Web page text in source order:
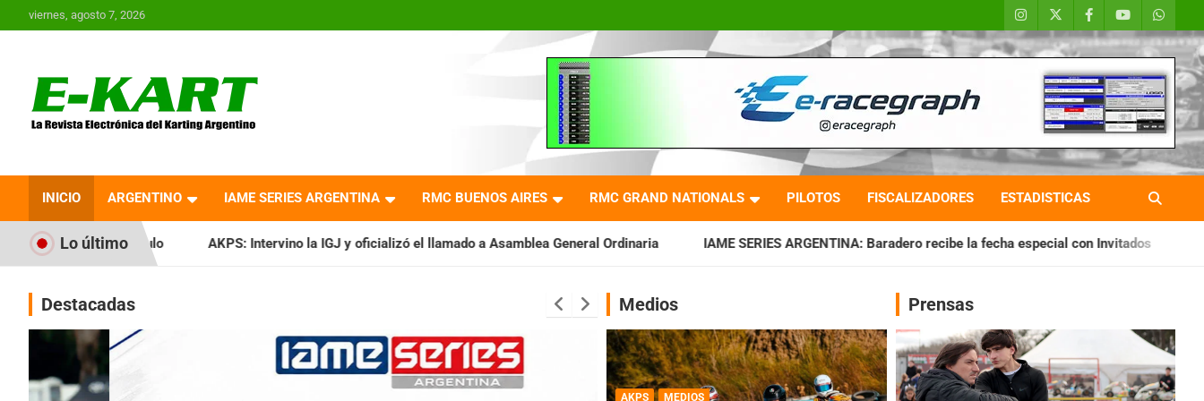
al
viernes, agosto 7, 2026
Revista Electrónica del
Karting en Argentina
INICIO ARGENTINO IAME SERIES ARGENTINA RMC BUENOS AIRES RMC GRAND NATIONALS PILOTOS FISCALIZADORES ESTADISTICAS
Lo último
AKPS: Intervino la IGJ y oficializó el llamado a Asamblea General Ordinaria IAME SERIES ARGENTINA: Baradero recibe la fecha especial con Invitados CHAQUEÑO TIERRA:
Destacadas Medios
AKPS MEDIOS
Prensas